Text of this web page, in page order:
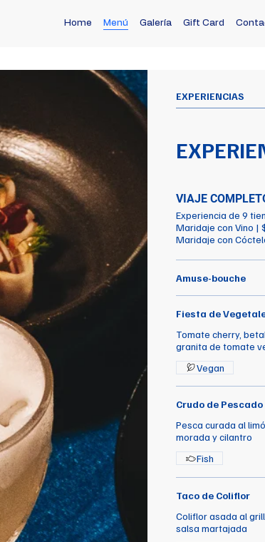
Home Menú Galería Gift Card
EXPERIENCIAS
VIAJE
Experiencia de 9
Maridaje con Vino |
Maridaje con
Amuse-bouche
Fiesta de
Tomate cherry,
granita de tomate
Vegan
Crudo de Pescado
Pesca curada al
morada y cilantro
Fish
Taco de Coliflor
Coliflor asada al
salsa martajada